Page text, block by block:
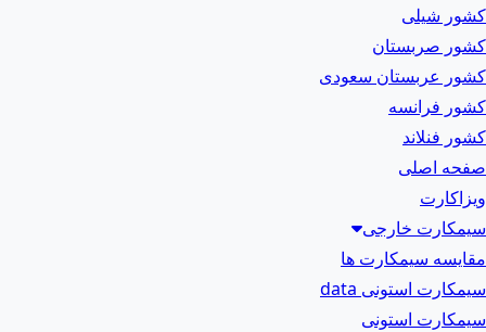
کشور شیلی
کشور صربستان
کشور عربستان سعودی
کشور فرانسه
کشور فنلاند
صفحه اصلی
ویزاکارت
سیمکارت خارجی
مقایسه سیمکارت ها
سیمکارت استونی data
سیمکارت استونی